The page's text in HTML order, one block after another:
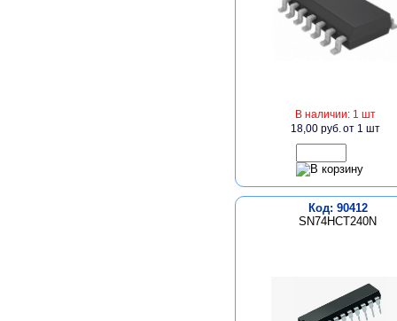
В наличии: 1 шт
18,00 руб.от 1 шт
Код: 90412
SN74HCT240N